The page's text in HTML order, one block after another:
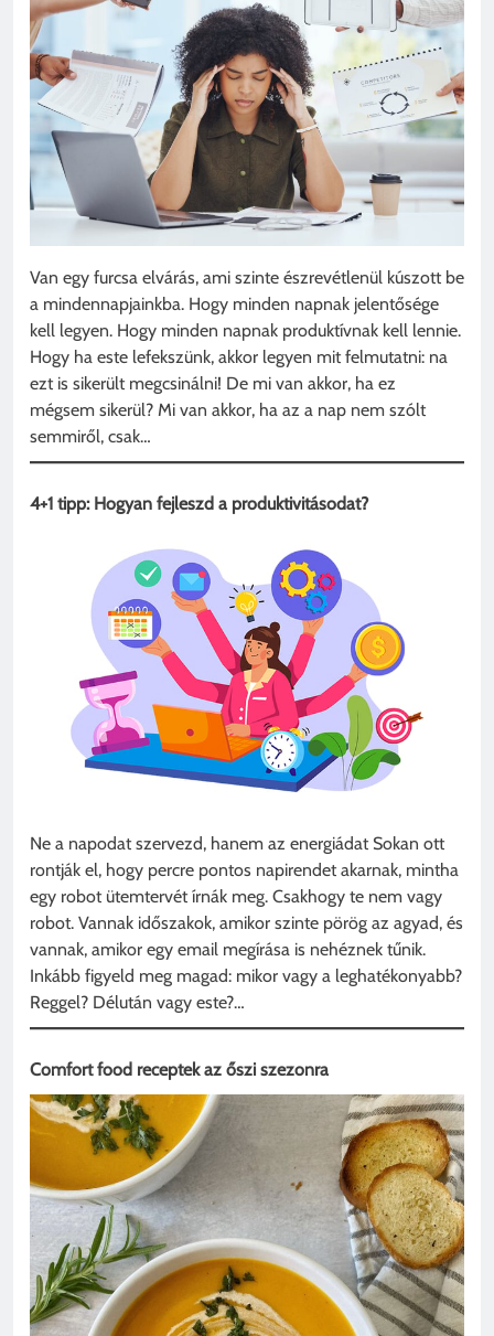
Van egy furcsa elvárás, ami szinte észrevétlenül kúszott be
a mindennapjainkba. Hogy minden napnak jelentősége
kell legyen. Hogy minden napnak produktívnak kell lennie.
Hogy ha este lefekszünk, akkor legyen mit felmutatni: na
ezt is sikerült megcsinálni! De mi van akkor, ha ez
mégsem sikerül? Mi van akkor, ha az a nap nem szólt
semmiről, csak…
4+1 tipp: Hogyan fejleszd a produktivitásodat?
Ne a napodat szervezd, hanem az energiádat Sokan ott
rontják el, hogy percre pontos napirendet akarnak, mintha
egy robot ütemtervét írnák meg. Csakhogy te nem vagy
robot. Vannak időszakok, amikor szinte pörög az agyad, és
vannak, amikor egy email megírása is nehéznek tűnik.
Inkább figyeld meg magad: mikor vagy a leghatékonyabb?
Reggel? Délután vagy este?…
Comfort food receptek az őszi szezonra